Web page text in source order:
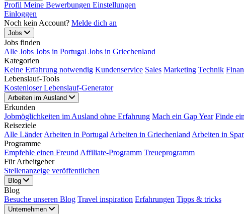
Profil Meine Bewerbungen Einstellungen
Einloggen
Noch kein Account? Melde dich an
Jobs
Jobs finden
Alle Jobs Jobs in Portugal Jobs in Griechenland
Kategorien
Keine Erfahrung notwendig Kundenservice Sales Marketing Technik
Lebenslauf-Tools
Kostenloser Lebenslauf-Generator
Arbeiten im Ausland
Erkunden
Jobmöglichkeiten im Ausland ohne Erfahrung Mach ein Gap Year Finde
Reiseziele
Alle Länder Arbeiten in Portugal Arbeiten in Griechenland Arbeiten in
Programme
Empfehle einen Freund Affiliate-Programm Treueprogramm
Für Arbeitgeber
Stellenanzeige veröffentlichen
Blog
Blog
Besuche unseren Blog Travel inspiration Erfahrungen Tipps & tricks
Unternehmen